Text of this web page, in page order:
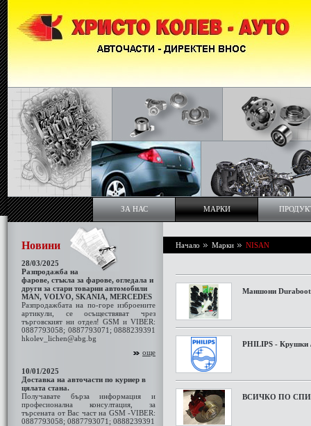
ЗА НАС МАРКИ
Новини
28/03/2025
Разпродажба на
фарове, стъкла за фаровe, огледала и
други за стари товарни автомобили
МАN, VOLVO, SKANIA, MERCEDES
Разпродажбата на по-горе изброените
артикули, се осъществяват чрез
търговският ни отдел! GSM и VIBER:
0887793058; 0887793071; 0888239391
hkolev_lichen@abg.bg
още
10/01/2025
Доставка на авточасти по куриер в
цялата стана.
Получавате бърза информация и
професионална консултация, за
търсената от Вас част на GSM -VIBER:
0887793058; 0887793071; 0888239391
Начало Марки NISAN
Maншони
PHILIPS - Крушки
ВСИЧКО ПО